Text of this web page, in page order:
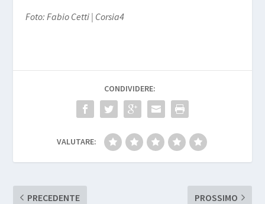
Foto: Fabio Cetti | Corsia4
CONDIVIDERE:
VALUTARE:
PRECEDENTE PROSSIMO